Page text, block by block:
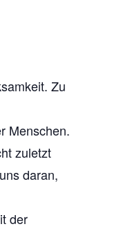
Zu
Menschen.
zuletzt
daran,
der